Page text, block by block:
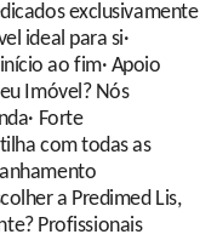
exclusivamente
ideal para si·
ao fim· Apoio
Imóvel? Nós
Forte
com todas as
a Predimed Lis,
Profissionais